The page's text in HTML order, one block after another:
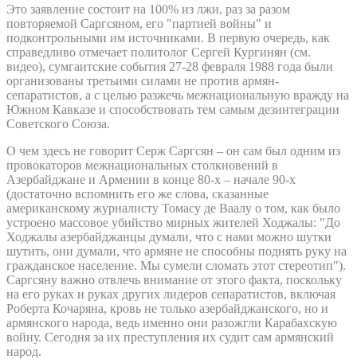
Это заявление состоит на 100% из лжи, раз за разом
повторяемой Саргсяном, его "партией войны" и
подконтрольными им источниками. В первую очередь, как
справедливо отмечает политолог Сергей Кургинян (см.
видео), сумгаитские события 27-28 февраля 1988 года были
организованы третьими силами не против армян-
сепаратистов, а с целью разжечь межнациональную вражду на
Южном Кавказе и способствовать тем самым дезинтеграции
Советского Союза.
О чем здесь не говорит Серж Саргсян – он сам был одним из
провокаторов межнациональных столкновений в
Азербайджане и Армении в конце 80-х – начале 90-х
(достаточно вспомнить его же слова, сказанные
американскому журналисту Томасу де Ваалу о том, как было
устроено массовое убийство мирных жителей Ходжалы: "До
Ходжалы азербайджанцы думали, что с нами можно шутки
шутить, они думали, что армяне не способны поднять руку на
гражданское население. Мы сумели сломать этот стереотип").
Саргсяну важно отвлечь внимание от этого факта, поскольку
на его руках и руках других лидеров сепаратистов, включая
Роберта Кочаряна, кровь не только азербайджанского, но и
армянского народа, ведь именно они разожгли Карабахскую
войну. Сегодня за их преступления их судит сам армянский
народ.